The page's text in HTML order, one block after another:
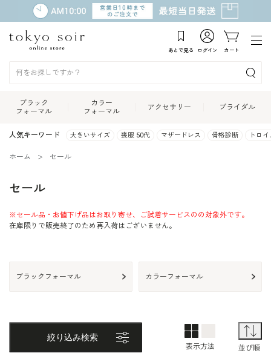
あとで見る ログイン カート
ブラック
フォーマル
カラー
フォーマル
アクセサリー ブライダル
人気キーワード 大きいサイズ 喪服 50代 マザードレス 骨格診断 トロ
ホーム セール
セール
※セール品・お値下げ品はお取り寄せ、ご試着サービスのの対象外です。
在庫限りで販売終了のため再入荷はございません。
ブラックフォーマル カラーフォーマル
絞り込み検索
表示方法
TOP画面表
並び順